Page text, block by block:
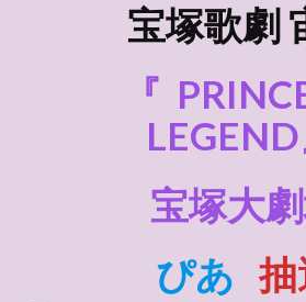
宝塚歌劇
『
LEGEND
宝塚大
ぴあ 抽